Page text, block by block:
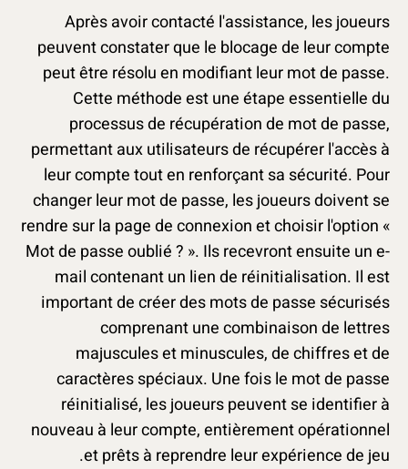
Après avoir contacté l'assistance, les joueurs
peuvent constater que le blocage de leur compte
peut être résolu en modifiant leur mot de passe.
Cette méthode est une étape essentielle du
processus de récupération de mot de passe,
permettant aux utilisateurs de récupérer l'accès à
leur compte tout en renforçant sa sécurité. Pour
changer leur mot de passe, les joueurs doivent se
rendre sur la page de connexion et choisir l'option «
Mot de passe oublié ? ». Ils recevront ensuite un e-
mail contenant un lien de réinitialisation. Il est
important de créer des mots de passe sécurisés
comprenant une combinaison de lettres
majuscules et minuscules, de chiffres et de
caractères spéciaux. Une fois le mot de passe
réinitialisé, les joueurs peuvent se identifier à
nouveau à leur compte, entièrement opérationnel
et prêts à reprendre leur expérience de jeu.